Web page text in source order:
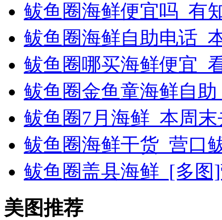
鲅鱼圈海鲜便宜吗_有
鲅鱼圈海鲜自助电话_
鲅鱼圈哪买海鲜便宜_
鲅鱼圈金鱼童海鲜自
鲅鱼圈7月海鲜_本周
鲅鱼圈海鲜干货_营口
鲅鱼圈盖县海鲜_[多图
美图推荐